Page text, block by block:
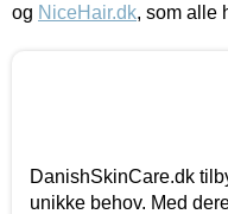
og NiceHair.dk, som alle
DanishSkinCare.dk
unikke behov. Med